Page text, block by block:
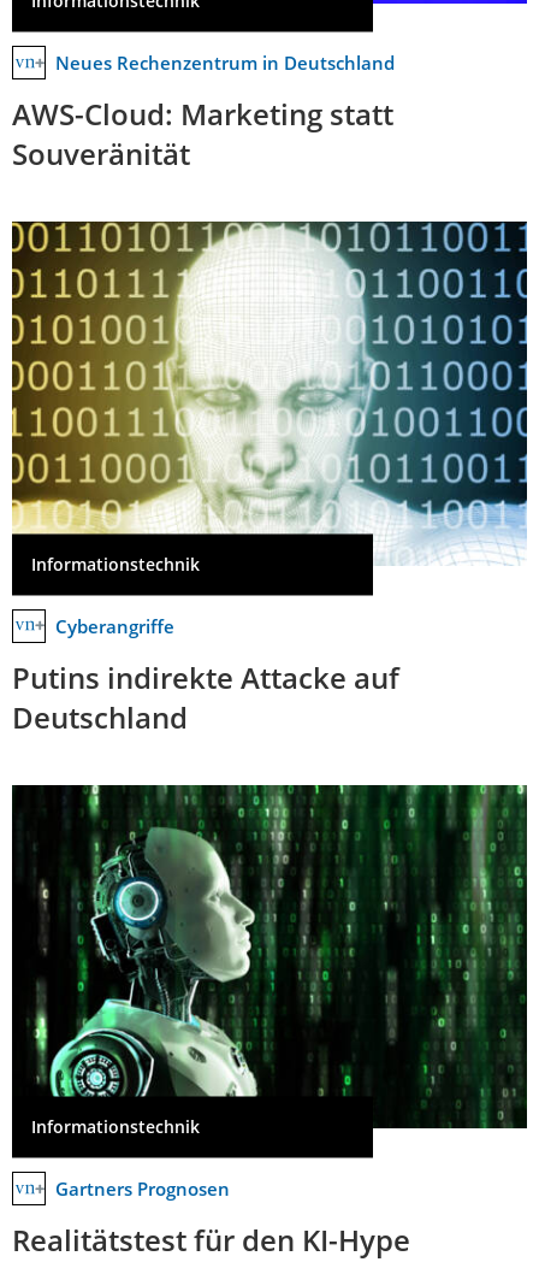
Neues Rechenzentrum in Deutschland
AWS-Cloud: Marketing statt
Souveränität
Informationstechnik
Cyberangriffe
Putins indirekte Attacke auf
Deutschland
Informationstechnik
Gartners Prognosen
Realitätstest für den KI-Hype